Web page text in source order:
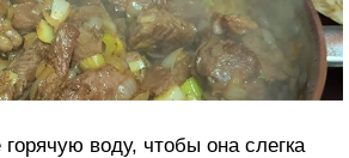
воду, чтобы она слегка